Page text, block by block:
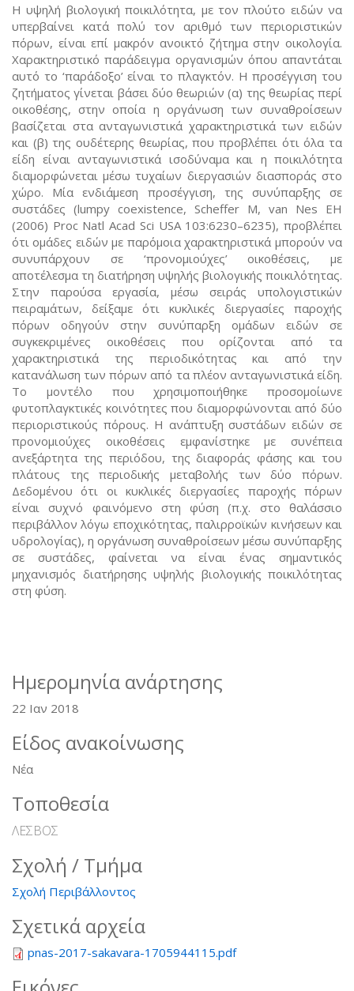
Η υψηλή βιολογική ποικιλότητα, με τον πλούτο ειδών να
υπερβαίνει κατά πολύ τον αριθμό των περιοριστικών
πόρων, είναι επί μακρόν ανοικτό ζήτημα στην οικολογία.
Χαρακτηριστικό παράδειγμα οργανισμών όπου απαντάται
αυτό το ‘παράδοξο’ είναι το πλαγκτόν. Η προσέγγιση του
ζητήματος γίνεται βάσει δύο θεωριών (α) της θεωρίας περί
οικοθέσης, στην οποία η οργάνωση των συναθροίσεων
βασίζεται στα ανταγωνιστικά χαρακτηριστικά των ειδών
και (β) της ουδέτερης θεωρίας, που προβλέπει ότι όλα τα
είδη είναι ανταγωνιστικά ισοδύναμα και η ποικιλότητα
διαμορφώνεται μέσω τυχαίων διεργασιών διασποράς στο
χώρο. Μία ενδιάμεση προσέγγιση, της συνύπαρξης σε
συστάδες (lumpy coexistence, Scheffer M, van Nes EH
(2006) Proc Natl Acad Sci USA 103:6230–6235), προβλέπει
ότι ομάδες ειδών με παρόμοια χαρακτηριστικά μπορούν να
συνυπάρχουν σε ‘προνομιούχες’ οικοθέσεις, με
αποτέλεσμα τη διατήρηση υψηλής βιολογικής ποικιλότητας.
Στην παρούσα εργασία, μέσω σειράς υπολογιστικών
πειραμάτων, δείξαμε ότι κυκλικές διεργασίες παροχής
πόρων οδηγούν στην συνύπαρξη ομάδων ειδών σε
συγκεκριμένες οικοθέσεις που ορίζονται από τα
χαρακτηριστικά της περιοδικότητας και από την
κατανάλωση των πόρων από τα πλέον ανταγωνιστικά είδη.
Το μοντέλο που χρησιμοποιήθηκε προσομοίωνε
φυτοπλαγκτικές κοινότητες που διαμορφώνονται από δύο
περιοριστικούς πόρους. Η ανάπτυξη συστάδων ειδών σε
προνομιούχες οικοθέσεις εμφανίστηκε με συνέπεια
ανεξάρτητα της περιόδου, της διαφοράς φάσης και του
πλάτους της περιοδικής μεταβολής των δύο πόρων.
Δεδομένου ότι οι κυκλικές διεργασίες παροχής πόρων
είναι συχνό φαινόμενο στη φύση (π.χ. στο θαλάσσιο
περιβάλλον λόγω εποχικότητας, παλιρροϊκών κινήσεων και
υδρολογίας), η οργάνωση συναθροίσεων μέσω συνύπαρξης
σε συστάδες, φαίνεται να είναι ένας σημαντικός
μηχανισμός διατήρησης υψηλής βιολογικής ποικιλότητας
στη φύση.
Ημερομηνία ανάρτησης
22 Ιαν 2018
Είδος ανακοίνωσης
Νέα
Τοποθεσία
ΛΕΣΒΟΣ
Σχολή / Τμήμα
Σχολή Περιβάλλοντος
Σχετικά αρχεία
pnas-2017-sakavara-1705944115.pdf